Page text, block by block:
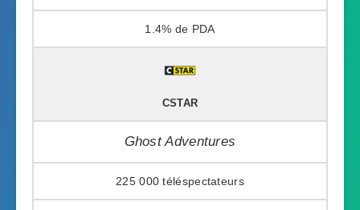
1.4%
CSTAR
Ghost Adventures
225 000